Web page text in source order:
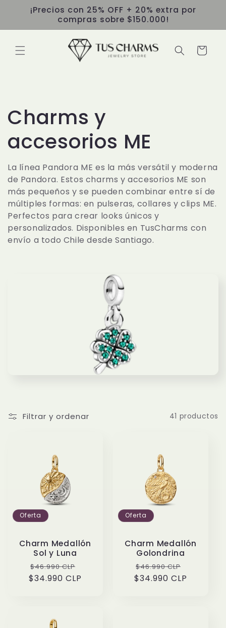
directamente
¡Precios con 25% OFF + 20% extra por
compras sobre $150.000!
Carrito
C
o
l
e
c
c
Charms y
accesorios ME
La línea Pandora ME es la más versátil y moderna
de Pandora. Estos charms y accesorios ME son
más pequeños y se pueden combinar entre sí de
múltiples formas: en pulseras, collares y clips ME.
Perfectos para crear looks únicos y
personalizados. Disponibles en TusCharms con
envío a todo Chile desde Santiago.
Filtrar y ordenar 41 productos
Oferta
Charm Medallón
Sol y Luna
Precio
habitual
$46.990 CLP
de
$34.990 CLP
Oferta
Charm Medallón
Golondrina
Precio
habitual
$46.990 CLP
de
$34.990 CLP